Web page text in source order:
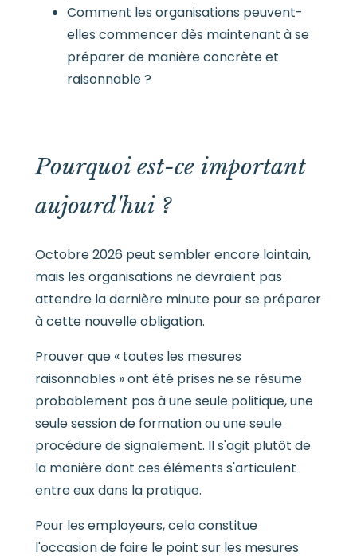
Comment les organisations peuvent-
elles commencer dès maintenant à se
préparer de manière concrète et
raisonnable ?
Pourquoi est-ce important
aujourd'hui ?
Octobre 2026 peut sembler encore lointain,
mais les organisations ne devraient pas
attendre la dernière minute pour se préparer
à cette nouvelle obligation.
Prouver que « toutes les mesures
raisonnables » ont été prises ne se résume
probablement pas à une seule politique, une
seule session de formation ou une seule
procédure de signalement. Il s'agit plutôt de
la manière dont ces éléments s'articulent
entre eux dans la pratique.
Pour les employeurs, cela constitue
l'occasion de faire le point sur les mesures